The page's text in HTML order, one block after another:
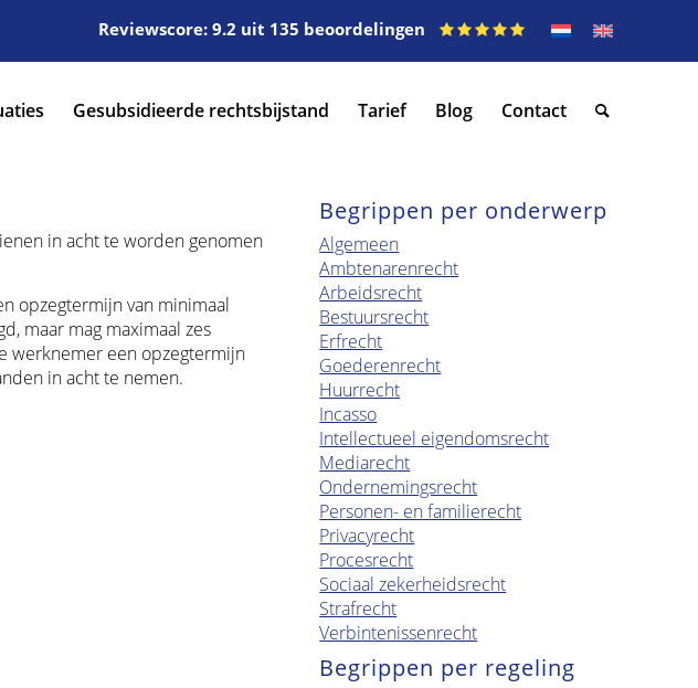
Reviewscore: 9.2 uit 135 beoordelingen
Gesubsidieerde rechtsbijstand Tarief Blog Contact
in acht te worden genomen
opzegtermijn van minimaal
maar mag maximaal zes
werknemer een opzegtermijn
in acht te nemen.
Begrippen per onderwerp
Algemeen
Ambtenarenrecht
Arbeidsrecht
Bestuursrecht
Erfrecht
Goederenrecht
Huurrecht
Incasso
Intellectueel eigendomsrecht
Mediarecht
Ondernemingsrecht
Personen- en familierecht
Privacyrecht
Procesrecht
Sociaal zekerheidsrecht
Strafrecht
Verbintenissenrecht
Begrippen per regeling